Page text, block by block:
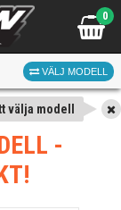
0
VÄLJ MODELL
välja modell
-